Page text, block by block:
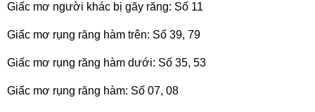
Giấc mơ người khác bị gãy răng: Số 11
Giấc mơ rụng răng hàm trên: Số 39, 79
Giấc mơ rụng răng hàm dưới: Số 35, 53
Giấc mơ rụng răng hàm: Số 07, 08